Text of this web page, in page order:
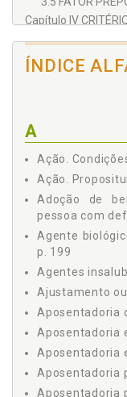
Capítulo IV
4.1 AVALIAÇÃO
4.2 CRITÉRIOS
4.3 ÍNDICE DE
5.2
DO SEGURADO
5.3
Capítulo VI
6.1
6.2
6.3
6.4
6.4.1
6.4.2
6.4.3
6.4.4
6.4.5
6.4.6 Visão
ÍNDICE
A
Ação.
Ação.
Adoção de
pessoa com
Agente
p. 199
Agentes
Ajustamento
Aposentadoria
Aposentadoria
Aposentadoria
Aposentadoria
Aposentadoria